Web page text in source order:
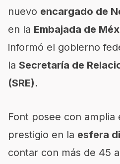
nuevo encargado de
en la Embajada de
informó el gobierno
la Secretaría de
(SRE).
Font posee con amplia
prestigio en la esfera
contar con más de 45